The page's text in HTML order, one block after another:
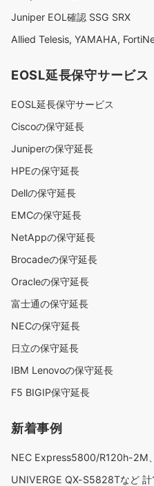
Juniper EOL確認 SSG SRX
Allied Telesis, YAMAHA,
EOSL延長保守サービス
EOSL延長保守サービス
Ciscoの保守延長
Juniperの保守延長
HPEの保守延長
Dellの保守延長
EMCの保守延長
NetAppの保守延長
Brocadeの保守延長
Oracleの保守延長
富士通の保守延長
NECの保守延長
日立の保守延長
IBM Lenovoの保守延長
F5 BIGIP保守延長
新着事例
NEC Express5800/R120h-2M
UNIVERGE QX-S5828Tなど 計